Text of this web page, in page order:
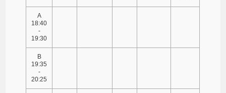
A
18:40
-
19:30
B
19:35
-
20:25